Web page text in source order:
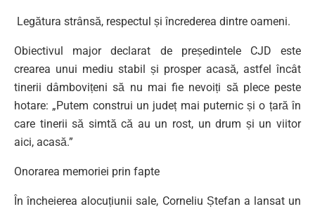
Legătura strânsă, respectul și încrederea dintre oameni.
Obiectivul major declarat de președintele CJD este
crearea unui mediu stabil și prosper acasă, astfel încât
tinerii dâmbovițeni să nu mai fie nevoiți să plece peste
hotare: „Putem construi un județ mai puternic și o țară în
care tinerii să simtă că au un rost, un drum și un viitor
aici, acasă.”
Onorarea memoriei prin fapte
În încheierea alocuțiunii sale, Corneliu Ștefan a lansat un